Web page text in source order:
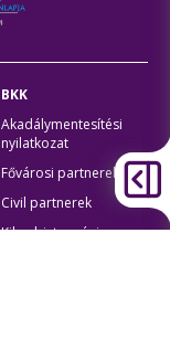
BKK
Akadálymentesítési
nyilatkozat
Fővárosi partnerek
Civil partnerek
Kiberbiztonsági